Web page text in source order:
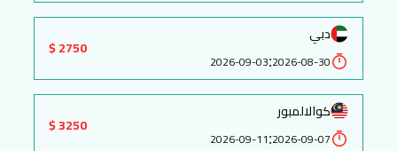
دبي
2026-08-30
:
2026-09-03
2750 $
كوالالمبور
2026-09-07
:
2026-09-11
3250 $